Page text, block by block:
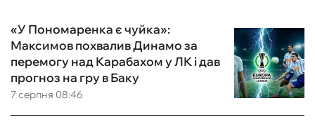
7 серпня 08:46
«У Пономаренка є чуйка»:
Максимов похвалив Динамо за
перемогу над Карабахом у ЛК і дав
прогноз на гру в Баку